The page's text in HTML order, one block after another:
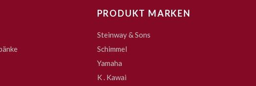
PRODUKT MARKEN
Steinway & Sons
Schimmel
Yamaha
K . Kawai